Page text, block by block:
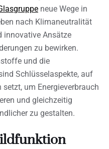
neue Wege in
nach Klimaneutralität
innovative Ansätze
zu bewirken.
und die
Schlüsselaspekte, auf
um Energieverbrauch
und gleichzeitig
zu gestalten.